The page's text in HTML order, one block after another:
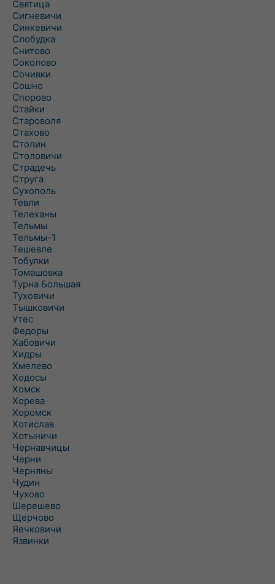
Святица
Сигневичи
Синкевичи
Слобудка
Снитово
Соколово
Сочивки
Сошно
Спорово
Стайки
Староволя
Стахово
Столин
Столовичи
Страдечь
Струга
Сухополь
Тевли
Телеханы
Тельмы
Тельмы-1
Тешевле
Тобулки
Томашовка
Турна Большая
Туховичи
Тышковичи
Утес
Федоры
Хабовичи
Хидры
Хмелево
Ходосы
Хомск
Хорева
Хоромск
Хотислав
Хотыничи
Чернавчицы
Черни
Черняны
Чудин
Чухово
Шерешево
Щерчово
Яечковичи
Язвинки